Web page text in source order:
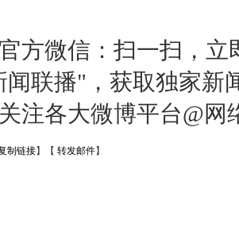
方微信：扫一扫，立
闻联播"，获取独家新
注各大微博平台@网
制链接】【 转发邮件】